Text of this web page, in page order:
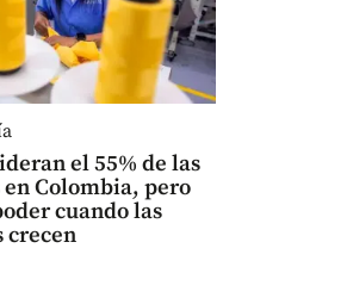
el 55% de las
Colombia, pero
cuando las
crecen